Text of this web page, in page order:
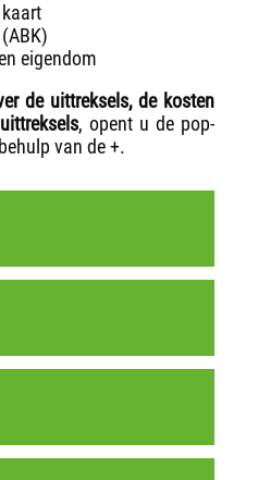
eigendom
de uittreksels, de kosten
, opent u de pop-
van de +.